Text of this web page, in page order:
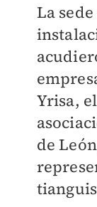
La
Yrisa,
de